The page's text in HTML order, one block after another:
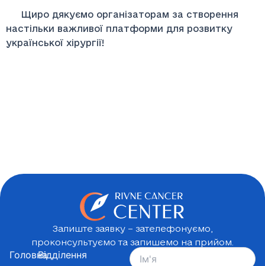
Щиро дякуємо організаторам за створення
настільки важливої платформи для розвитку
української хірургії!
Залиште заявку – зателефонуємо,
проконсультуємо та запишемо на прийом.
ГоловнаВідділення